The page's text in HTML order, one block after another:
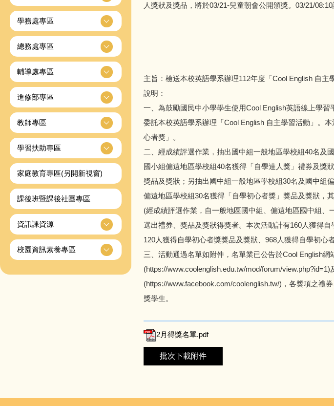
學務處專區
總務處專區
輔導處專區
進修部專區
教師專區
學習扶助專區
家庭教育專區(另開新視窗)
課後班暨課後社團專區
資訊課資源
校園資訊素養專區
人獎狀及獎品，將於03/21-兒童朝會公開頒獎。03/21/08:10
主旨：檢送本校英語學系辦理112年度「Cool English 自主
說明：
一、為鼓勵國民中小學學生使用Cool English英語線上學
委託本校英語學系辦理「Cool English 自主學習活動」。
心者獎」。
二、經成績評選作業，抽出國中組一般地區學校組40名及
國小組偏遠地區學校組40名獲得「自學達人獎」禮券及獎
獎品及獎狀；另抽出國中組一般地區學校組30名及國中組
偏遠地區學校組30名獲得「自學初心者獎」獎品及獎狀，
(經成績評選作業，自一般地區國中組、偏遠地區國中組
選出禮券、獎品及獎狀得獎者。本次活動計有160人獲得
120人獲得自學初心者獎獎品及獎狀、968人獲得自學初心
三、活動通過名單如附件，名單業已公告於Cool English網
(https://www.coolenglish.edu.tw/mod/forum/view.php?id=1)
(https://www.facebook.com/coolenglish.tw/)，各獎項之禮
獎學生。
2月得獎名單.pdf
批次下載附件